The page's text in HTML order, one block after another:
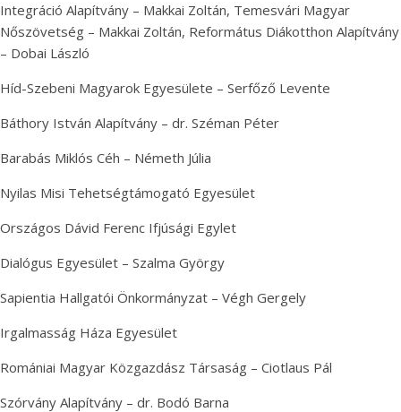
Integráció Alapítvány – Makkai Zoltán, Temesvári Magyar
Nőszövetség – Makkai Zoltán, Református Diákotthon Alapítvány
– Dobai László
Híd-Szebeni Magyarok Egyesülete – Serfőző Levente
Báthory István Alapítvány – dr. Széman Péter
Barabás Miklós Céh – Németh Júlia
Nyilas Misi Tehetségtámogató Egyesület
Országos Dávid Ferenc Ifjúsági Egylet
Dialógus Egyesület – Szalma György
Sapientia Hallgatói Önkormányzat – Végh Gergely
Irgalmasság Háza Egyesület
Romániai Magyar Közgazdász Társaság – Ciotlaus Pál
Szórvány Alapítvány – dr. Bodó Barna